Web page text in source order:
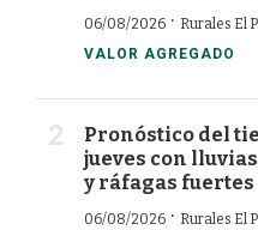
06/08/2026 · Rurales El
VALOR AGREGADO
Pronóstico del
jueves con
y ráfagas
06/08/2026 · Rurales El